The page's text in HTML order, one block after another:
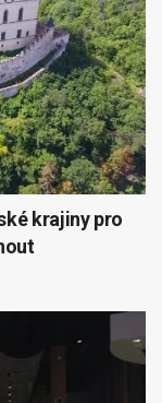
krajiny pro